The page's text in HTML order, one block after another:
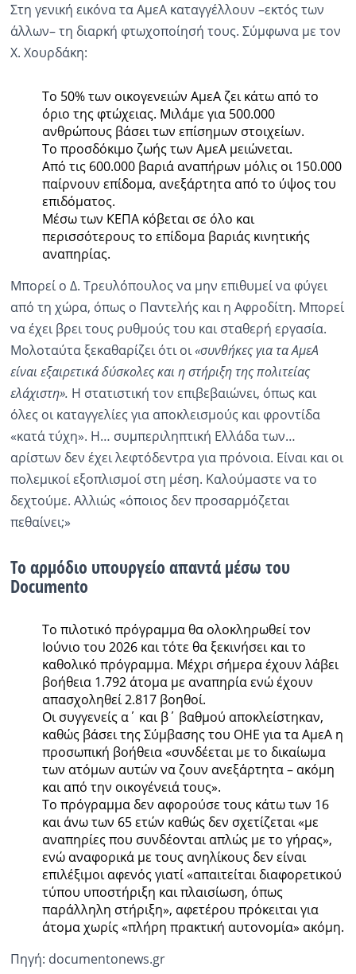
Στη γενική εικόνα τα ΑμεΑ καταγγέλλουν –εκτός των
άλλων– τη διαρκή φτωχοποίησή τους. Σύμφωνα με τον
Χ. Χουρδάκη:
Το 50% των οικογενειών ΑμεΑ ζει κάτω από το
όριο της φτώχειας. Μιλάμε για 500.000
ανθρώπους βάσει των επίσημων στοιχείων.
Το προσδόκιμο ζωής των ΑμεΑ μειώνεται.
Από τις 600.000 βαριά αναπήρων μόλις οι 150.000
παίρνουν επίδομα, ανεξάρτητα από το ύψος του
επιδόματος.
Μέσω των ΚΕΠΑ κόβεται σε όλο και
περισσότερους το επίδομα βαριάς κινητικής
αναπηρίας.
Μπορεί ο Δ. Τρευλόπουλος να μην επιθυμεί να φύγει
από τη χώρα, όπως ο Παντελής και η Αφροδίτη. Μπορεί
να έχει βρει τους ρυθμούς του και σταθερή εργασία.
Μολοταύτα ξεκαθαρίζει ότι οι«συνθήκες για τα ΑμεΑ
είναι εξαιρετικά δύσκολες και η στήριξη της πολιτείας
ελάχιστη». Η στατιστική τον επιβεβαιώνει, όπως και
όλες οι καταγγελίες για αποκλεισμούς και φροντίδα
«κατά τύχη». Η… συμπεριληπτική Ελλάδα των…
αρίστων δεν έχει λεφτόδεντρα για πρόνοια. Είναι και οι
πολεμικοί εξοπλισμοί στη μέση. Καλούμαστε να το
δεχτούμε. Αλλιώς «όποιος δεν προσαρμόζεται
πεθαίνει;»
Το αρμόδιο υπουργείο απαντά μέσω του
Documento
Το πιλοτικό πρόγραμμα θα ολοκληρωθεί τον
Ιούνιο του 2026 και τότε θα ξεκινήσει και το
καθολικό πρόγραμμα. Μέχρι σήμερα έχουν λάβει
βοήθεια 1.792 άτομα με αναπηρία ενώ έχουν
απασχοληθεί 2.817 βοηθοί.
Οι συγγενείς α΄ και β΄ βαθμού αποκλείστηκαν,
καθώς βάσει της Σύμβασης του ΟΗΕ για τα ΑμεΑ η
προσωπική βοήθεια «συνδέεται με το δικαίωμα
των ατόμων αυτών να ζουν ανεξάρτητα – ακόμη
και από την οικογένειά τους».
Το πρόγραμμα δεν αφορούσε τους κάτω των 16
και άνω των 65 ετών καθώς δεν σχετίζεται «με
αναπηρίες που συνδέονται απλώς με το γήρας»,
ενώ αναφορικά με τους ανηλίκους δεν είναι
επιλέξιμοι αφενός γιατί «απαιτείται διαφορετικού
τύπου υποστήριξη και πλαισίωση, όπως
παράλληλη στήριξη», αφετέρου πρόκειται για
άτομα χωρίς «πλήρη πρακτική αυτονομία» ακόμη.
Πηγή: documentonews.gr